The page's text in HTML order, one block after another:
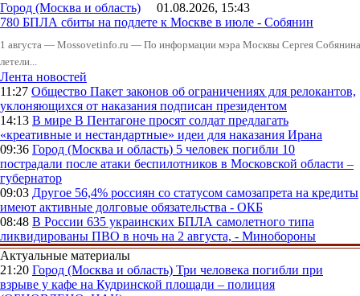
Город (Москва и область) 01.08.2026, 15:43
780 БПЛА сбиты на подлете к Москве в июле - Собянин
1 августа — Mossovetinfo.ru — По информации мэра Москвы Сергея
летели...
Лента новостей
11:27 Общество Пакет законов об ограничениях для релокантов,
уклоняющихся от наказания подписан президентом
14:13 В мире В Пентагоне просят солдат предлагать
«креативные и нестандартные» идеи для наказания Ирана
09:36 Город (Москва и область) 5 человек погибли 10
пострадали после атаки беспилотников в Московской области –
губернатор
09:03 Другое 56,4% россиян со статусом самозапрета на кредиты
имеют активные долговые обязательства - ОКБ
08:48 В России 635 украинских БПЛА самолетного типа
ликвидированы ПВО в ночь на 2 августа, - Минобороны
Актуальные материалы
21:20 Город (Москва и область) Три человека погибли при
взрыве у кафе на Кудринской площади – полиция